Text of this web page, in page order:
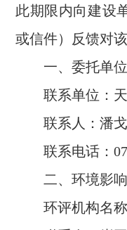
此期限内向建设
或信件）反馈对
一、委托单
联系单位：
联系人：潘
联系电话：
二、环境影
环评机构名